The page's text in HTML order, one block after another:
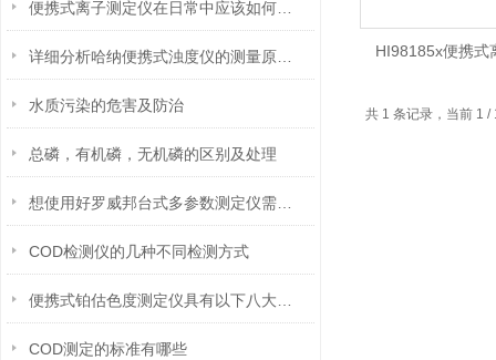
水质污染的危害及防治
总磷，有机磷，无机磷的区别及处理
COD检测仪的几种不同检测方式
COD测定的标准有哪些
HI98185x便携式
共 1 条记录，当前 1